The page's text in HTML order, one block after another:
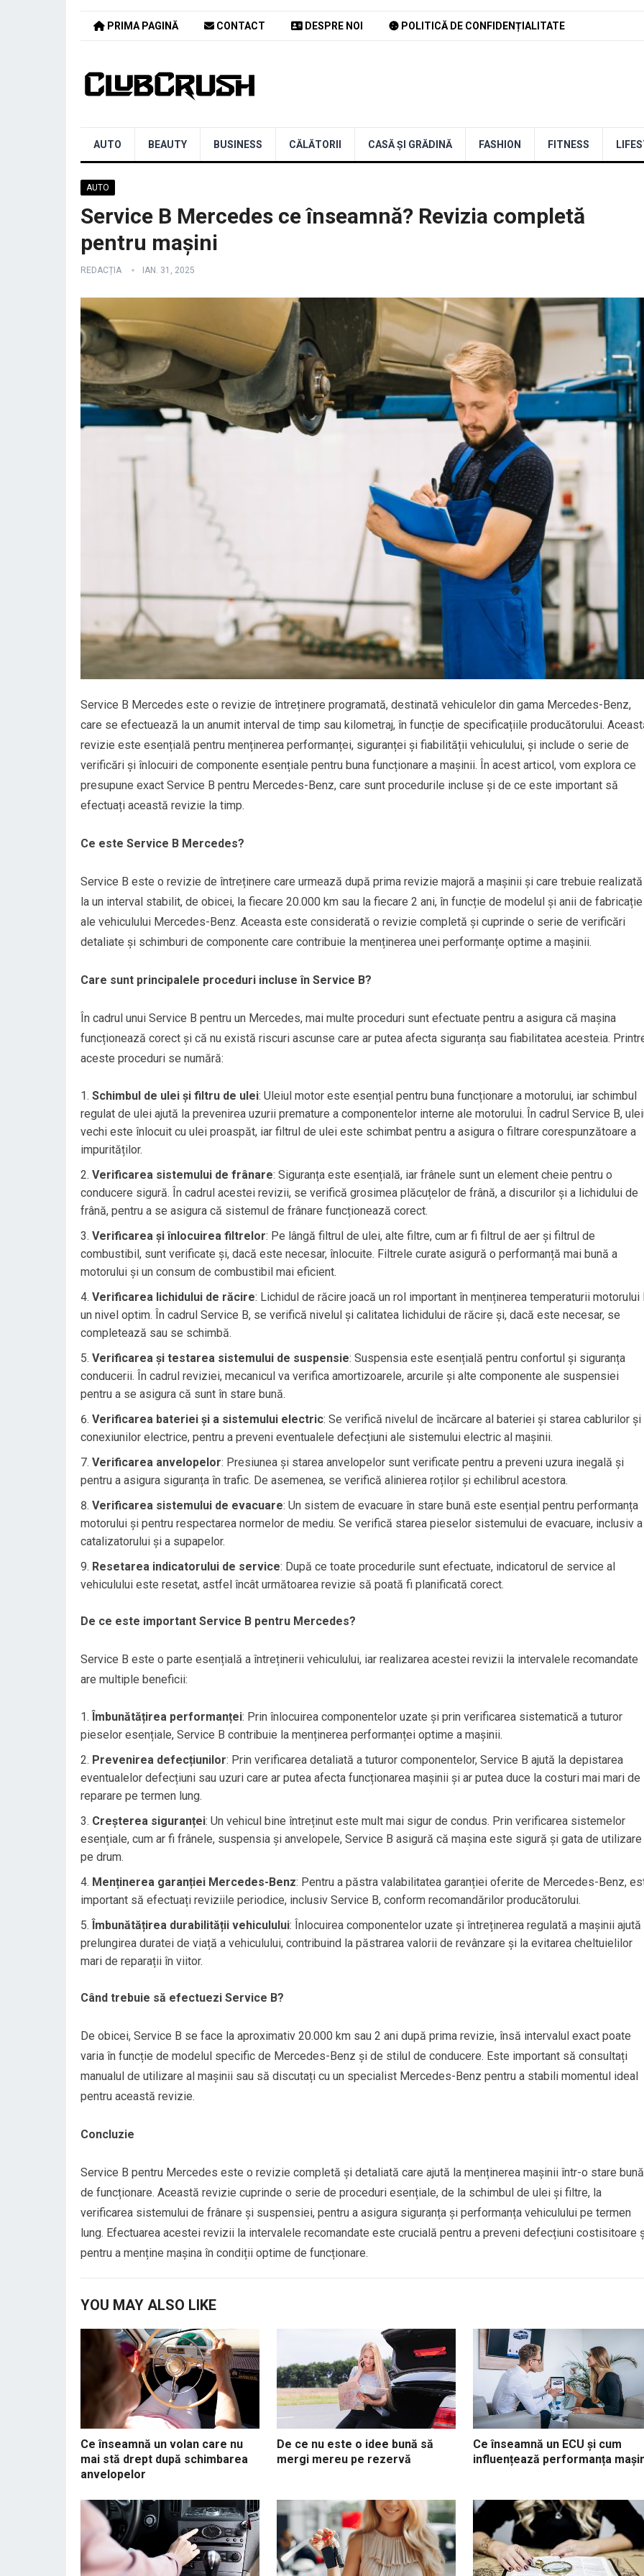
PRIMA PAGINĂ CONTACT DESPRE NOI POLITICĂ DE CONFIDENȚIALITATE
AUTO BEAUTY BUSINESS CĂLĂTORII CASĂ ȘI GRĂDINĂ FASHION FITNESS
AUTO
Service B Mercedes ce înseamnă? Revizia completă
pentru mașini
REDACȚIA IAN. 31, 2025
Service B Mercedes este o revizie de întreținere programată, destinată vehiculelor din gama Mercedes-Benz,
care se efectuează la un anumit interval de timp sau kilometraj, în funcție de specificațiile producătorului.
revizie este esențială pentru menținerea performanței, siguranței și fiabilității vehiculului, și include o serie de
verificări și înlocuiri de componente esențiale pentru buna funcționare a mașinii. În acest articol, vom explora ce
presupune exact Service B pentru Mercedes-Benz, care sunt procedurile incluse și de ce este important să
efectuați această revizie la timp.
Ce este Service B Mercedes?
Service B este o revizie de întreținere care urmează după prima revizie majoră a mașinii și care trebuie realizată
la un interval stabilit, de obicei, la fiecare 20.000 km sau la fiecare 2 ani, în funcție de modelul și anii de fabricație
ale vehiculului Mercedes-Benz. Aceasta este considerată o revizie completă și cuprinde o serie de verificări
detaliate și schimburi de componente care contribuie la menținerea unei performanțe optime a mașinii.
Care sunt principalele proceduri incluse în Service B?
În cadrul unui Service B pentru un Mercedes, mai multe proceduri sunt efectuate pentru a asigura că mașina
funcționează corect și că nu există riscuri ascunse care ar putea afecta siguranța sau fiabilitatea acesteia.
aceste proceduri se numără:
Schimbul de ulei și filtru de ulei: Uleiul motor este esențial pentru buna funcționare a motorului, iar schimbul
regulat de ulei ajută la prevenirea uzurii premature a componentelor interne ale motorului. În cadrul Service B,
vechi este înlocuit cu ulei proaspăt, iar filtrul de ulei este schimbat pentru a asigura o filtrare corespunzătoare a
impurităților.
Verificarea sistemului de frânare: Siguranța este esențială, iar frânele sunt un element cheie pentru o
conducere sigură. În cadrul acestei revizii, se verifică grosimea plăcuțelor de frână, a discurilor și a lichidului de
frână, pentru a se asigura că sistemul de frânare funcționează corect.
Verificarea și înlocuirea filtrelor: Pe lângă filtrul de ulei, alte filtre, cum ar fi filtrul de aer și filtrul de
combustibil, sunt verificate și, dacă este necesar, înlocuite. Filtrele curate asigură o performanță mai bună a
motorului și un consum de combustibil mai eficient.
Verificarea lichidului de răcire: Lichidul de răcire joacă un rol important în menținerea temperaturii motorului
un nivel optim. În cadrul Service B, se verifică nivelul și calitatea lichidului de răcire și, dacă este necesar, se
completează sau se schimbă.
Verificarea și testarea sistemului de suspensie: Suspensia este esențială pentru confortul și siguranța
conducerii. În cadrul reviziei, mecanicul va verifica amortizoarele, arcurile și alte componente ale suspensiei
pentru a se asigura că sunt în stare bună.
Verificarea bateriei și a sistemului electric: Se verifică nivelul de încărcare al bateriei și starea cablurilor și
conexiunilor electrice, pentru a preveni eventualele defecțiuni ale sistemului electric al mașinii.
Verificarea anvelopelor: Presiunea și starea anvelopelor sunt verificate pentru a preveni uzura inegală și
pentru a asigura siguranța în trafic. De asemenea, se verifică alinierea roților și echilibrul acestora.
Verificarea sistemului de evacuare: Un sistem de evacuare în stare bună este esențial pentru performanța
motorului și pentru respectarea normelor de mediu. Se verifică starea pieselor sistemului de evacuare, inclusiv a
catalizatorului și a supapelor.
Resetarea indicatorului de service: După ce toate procedurile sunt efectuate, indicatorul de service al
vehiculului este resetat, astfel încât următoarea revizie să poată fi planificată corect.
De ce este important Service B pentru Mercedes?
Service B este o parte esențială a întreținerii vehiculului, iar realizarea acestei revizii la intervalele recomandate
are multiple beneficii:
Îmbunătățirea performanței: Prin înlocuirea componentelor uzate și prin verificarea sistematică a tuturor
pieselor esențiale, Service B contribuie la menținerea performanței optime a mașinii.
Prevenirea defecțiunilor: Prin verificarea detaliată a tuturor componentelor, Service B ajută la depistarea
eventualelor defecțiuni sau uzuri care ar putea afecta funcționarea mașinii și ar putea duce la costuri mai mari de
reparare pe termen lung.
Creșterea siguranței: Un vehicul bine întreținut este mult mai sigur de condus. Prin verificarea sistemelor
esențiale, cum ar fi frânele, suspensia și anvelopele, Service B asigură că mașina este sigură și gata de utilizare
pe drum.
Menținerea garanției Mercedes-Benz: Pentru a păstra valabilitatea garanției oferite de Mercedes-Benz,
important să efectuați reviziile periodice, inclusiv Service B, conform recomandărilor producătorului.
Îmbunătățirea durabilității vehiculului: Înlocuirea componentelor uzate și întreținerea regulată a mașinii ajută
prelungirea duratei de viață a vehiculului, contribuind la păstrarea valorii de revânzare și la evitarea cheltuielilor
mari de reparații în viitor.
Când trebuie să efectuezi Service B?
De obicei, Service B se face la aproximativ 20.000 km sau 2 ani după prima revizie, însă intervalul exact poate
varia în funcție de modelul specific de Mercedes-Benz și de stilul de conducere. Este important să consultați
manualul de utilizare al mașinii sau să discutați cu un specialist Mercedes-Benz pentru a stabili momentul ideal
pentru această revizie.
Concluzie
Service B pentru Mercedes este o revizie completă și detaliată care ajută la menținerea mașinii într-o stare bună
de funcționare. Această revizie cuprinde o serie de proceduri esențiale, de la schimbul de ulei și filtre, la
verificarea sistemului de frânare și suspensiei, pentru a asigura siguranța și performanța vehiculului pe termen
lung. Efectuarea acestei revizii la intervalele recomandate este crucială pentru a preveni defecțiuni costisitoare
pentru a menține mașina în condiții optime de funcționare.
YOU MAY ALSO LIKE
Ce înseamnă un volan care nu
mai stă drept după schimbarea
anvelopelor
De ce nu este o idee bună să
mergi mereu pe rezervă
Ce înseamnă un ECU și cum
influențează performanța